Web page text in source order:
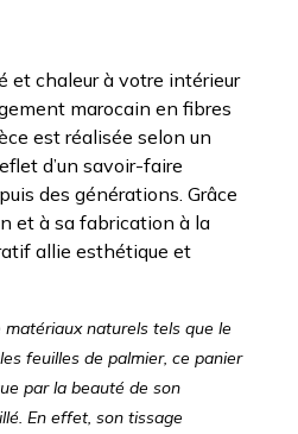
et chaleur à votre intérieur
marocain en fibres
est réalisée selon un
d’un savoir-faire
des générations. Grâce
et à sa fabrication à la
allie esthétique et
naturels tels que le
feuilles de palmier, ce panier
par la beauté de son
En effet, son tissage